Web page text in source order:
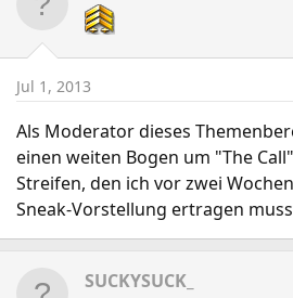
Jul 1, 2013
Als Moderator dieses
einen weiten Bogen um "The
Streifen, den ich vor zwei
Sneak-Vorstellung ertragen
SUCKYSUCK_